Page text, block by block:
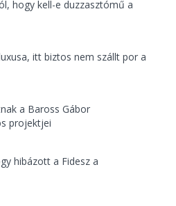
hogy kell-e duzzasztómű a
itt biztos nem szállt por a
a Baross Gábor
projektjei
hibázott a Fidesz a